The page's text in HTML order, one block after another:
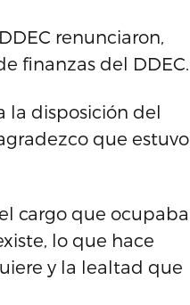
renunciaron,
finanzas del DDEC.
la disposición del
que estuvo
cargo que ocupaba
lo que hace
y la lealtad que